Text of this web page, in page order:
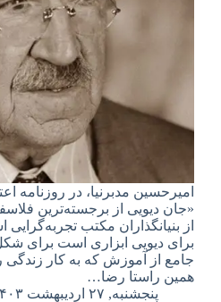
امیرحسین مدبرنیا، در روزنامه
«جان دیویی از برجسته‌ترین
از بنیانگذاران مکتب
برای دیویی ابزاری است برای
جامع از آموزش که به کار زندگی
همین راستا رضا…
پنجشنبه, ۲۷ اردیبهشت ۱۴۰۳ – ۱۲:۴۵